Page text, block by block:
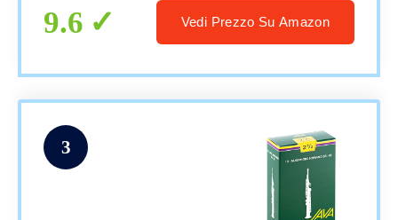
9.6 Vedi Prezzo Su Amazon
3